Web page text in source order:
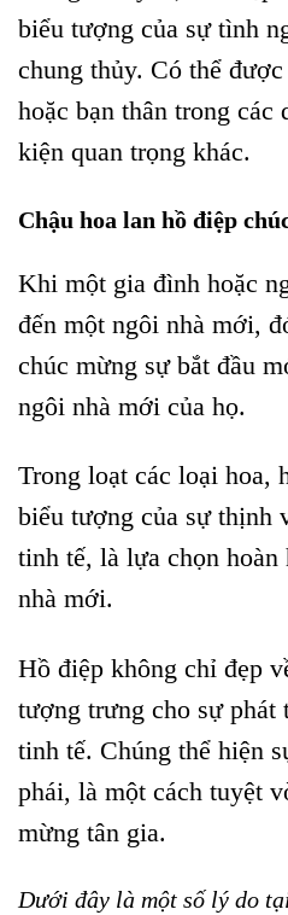
biểu tượng của sự tình
chung thủy. Có thể
hoặc bạn thân trong các
kiện quan trọng khác.
Chậu hoa lan hồ điệp
Khi một gia đình hoặc
đến một ngôi nhà mới,
chúc mừng sự bắt đầu
ngôi nhà mới của họ.
Trong loạt các loại hoa,
biểu tượng của sự thịnh
tinh tế, là lựa chọn hoàn
nhà mới.
Hồ điệp không chỉ đẹp
tượng trưng cho sự
tinh tế. Chúng thể hiện
phái, là một cách tuyệt
mừng tân gia.
Dưới đây là một số lý do